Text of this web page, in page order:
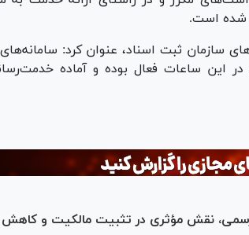
شده است.
سازمان ثبت اسناد، عنوان کرد: سامانه‌های
در این ساعات فعال بوده و آماده
نقش مؤثری در تثبیت مالکیت و کاهش